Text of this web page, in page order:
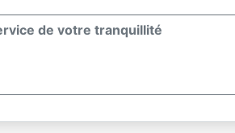
de votre tranquillité